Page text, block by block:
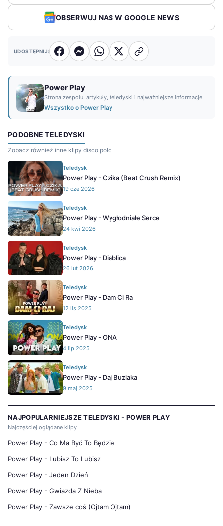
OBSERWUJ NAS W GOOGLE NEWS
UDOSTĘPNIJ:
Power Play
Strona zespołu, artykuły, teledyski i najważniejsze informacje.
Wszystko o Power Play
PODOBNE TELEDYSKI
Zobacz również inne klipy disco polo
Teledysk
Power Play - Czika (Beat Crush Remix)
19 cze 2026
Teledysk
Power Play - Wygłodniałe Serce
24 kwi 2026
Teledysk
Power Play - Diablica
26 lut 2026
Teledysk
Power Play - Dam Ci Ra
12 lis 2025
Teledysk
Power Play - ONA
4 lip 2025
Teledysk
Power Play - Daj Buziaka
9 maj 2025
NAJPOPULARNIEJSZE TELEDYSKI - POWER PLAY
Najczęściej oglądane klipy
Power Play - Co Ma Być To Będzie
Power Play - Lubisz To Lubisz
Power Play - Jeden Dzień
Power Play - Gwiazda Z Nieba
Power Play - Zawsze coś (Ojtam Ojtam)